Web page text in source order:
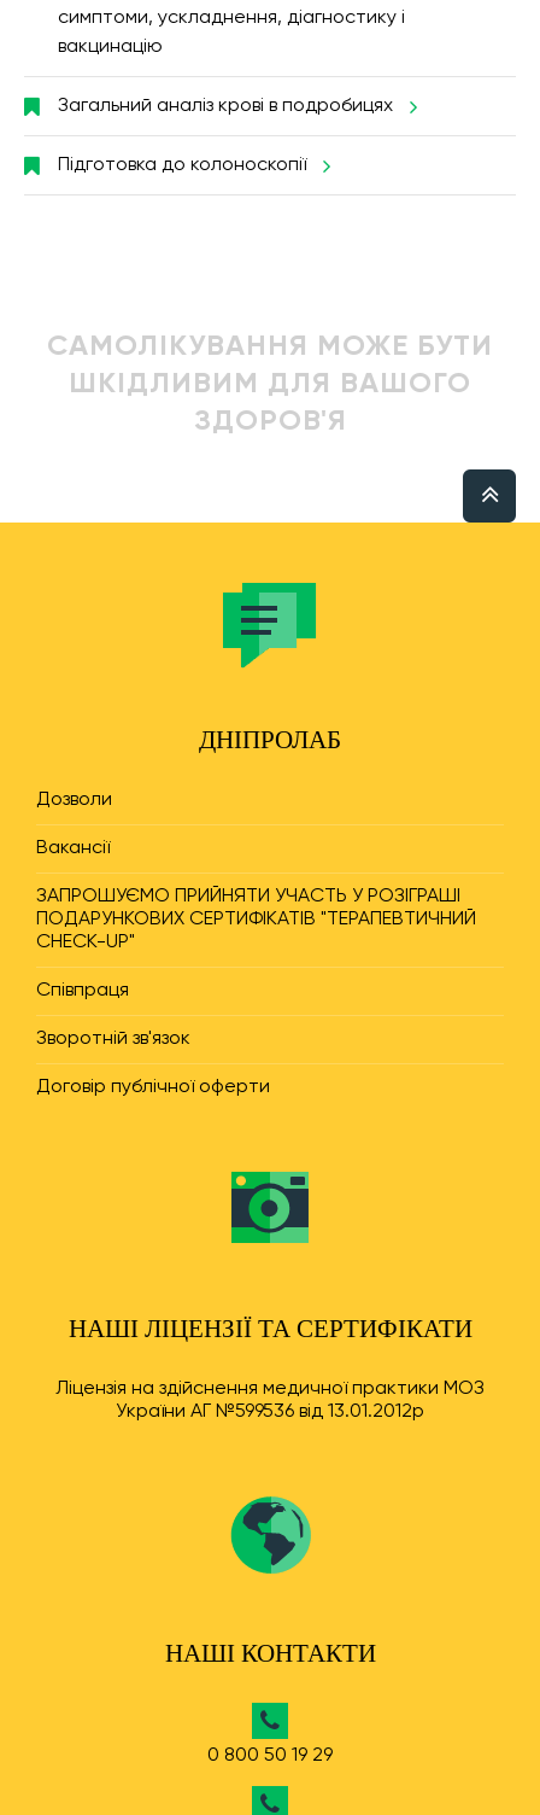
симптоми, ускладнення, діагностику і
вакцинацію
Загальний аналіз крові в подробицях
Підготовка до колоноскопії
САМОЛІКУВАННЯ МОЖЕ БУТИ
ШКІДЛИВИМ ДЛЯ ВАШОГО
ЗДОРОВ'Я
ДНІПРОЛАБ
Дозволи
Вакансії
ЗАПРОШУЄМО ПРИЙНЯТИ УЧАСТЬ У РОЗІГРАШІ
ПОДАРУНКОВИХ СЕРТИФІКАТІВ "ТЕРАПЕВТИЧНИЙ
CHECK-UP"
Співпраця
Зворотній зв'язок
Договір публічної оферти
НАШІ ЛІЦЕНЗІЇ ТА СЕРТИФІКАТИ
Ліцензія на здійснення медичної практики МОЗ
України АГ №599536 від 13.01.2012р
НАШІ КОНТАКТИ
0 800 50 19 29